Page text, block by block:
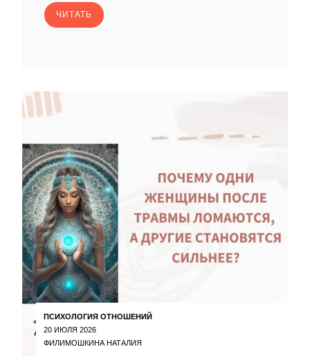
ЧИТАТЬ
ПСИХОЛОГИЯ ОТНОШЕНИЙ
20 ИЮЛЯ 2026
ФИЛИМОШКИНА НАТАЛИЯ